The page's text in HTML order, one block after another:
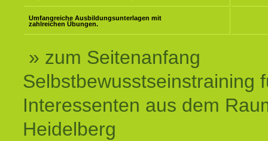
Umfangreiche Ausbildungsunterlagen mit
zahlreichen Übungen.
» zum Seitenanfang
Selbstbewusstseinstraining
Interessenten aus dem
Heidelberg